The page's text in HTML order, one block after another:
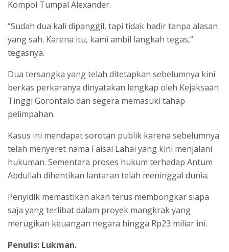
Kompol Tumpal Alexander.
“Sudah dua kali dipanggil, tapi tidak hadir tanpa alasan
yang sah. Karena itu, kami ambil langkah tegas,”
tegasnya.
Dua tersangka yang telah ditetapkan sebelumnya kini
berkas perkaranya dinyatakan lengkap oleh Kejaksaan
Tinggi Gorontalo dan segera memasuki tahap
pelimpahan.
Kasus ini mendapat sorotan publik karena sebelumnya
telah menyeret nama Faisal Lahai yang kini menjalani
hukuman. Sementara proses hukum terhadap Antum
Abdullah dihentikan lantaran telah meninggal dunia.
Penyidik memastikan akan terus membongkar siapa
saja yang terlibat dalam proyek mangkrak yang
merugikan keuangan negara hingga Rp23 miliar ini.
Penulis: Lukman.